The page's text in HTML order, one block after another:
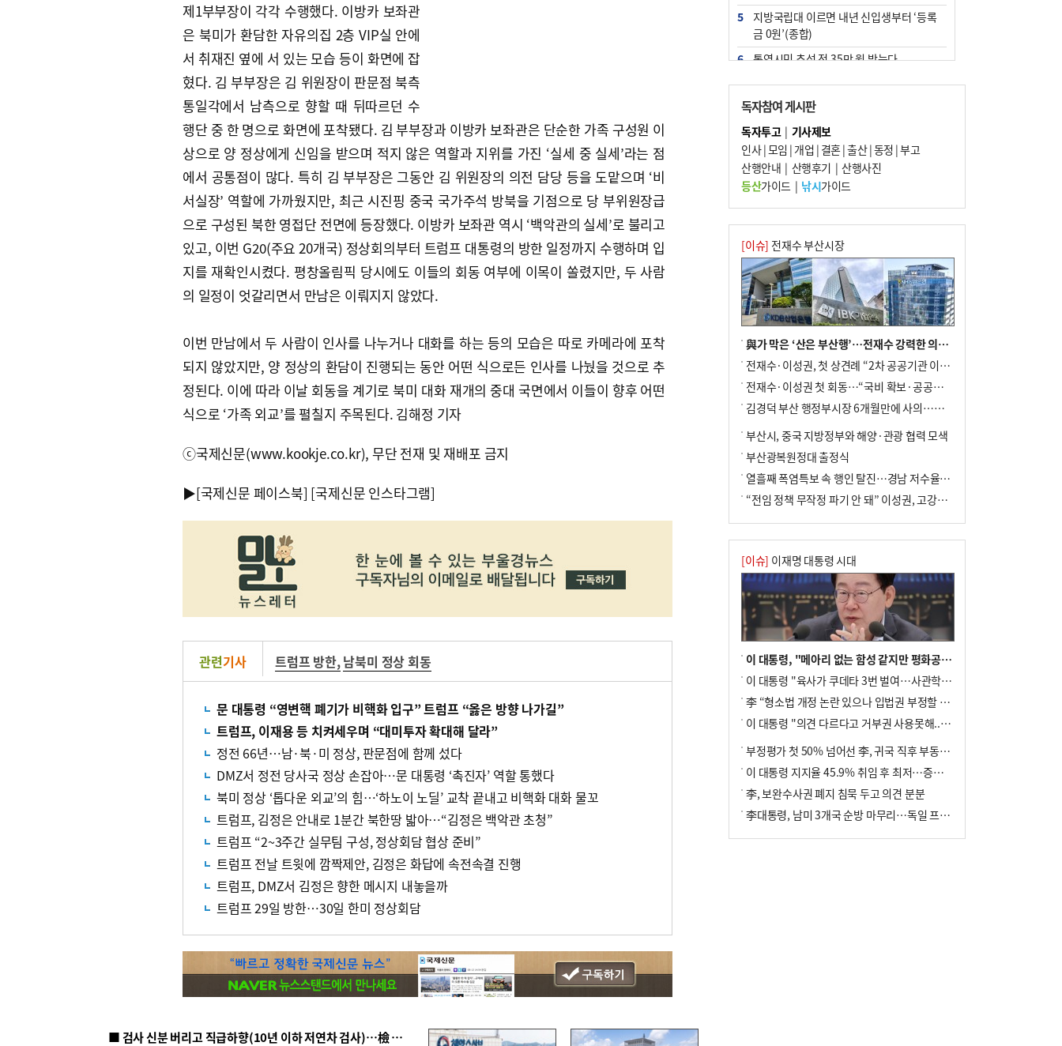
제1부부장이 각각 수행했다. 이방카 보좌관
은 북미가 환담한 자유의집 2층 VIP실 안에
서 취재진 옆에 서 있는 모습 등이 화면에 잡
혔다. 김 부부장은 김 위원장이 판문점 북측
통일각에서 남측으로 향할 때 뒤따르던 수
행단 중 한 명으로 화면에 포착됐다. 김 부부장과 이방카 보좌관은 단순한 가족 구성원 이
상으로 양 정상에게 신임을 받으며 적지 않은 역할과 지위를 가진 ‘실세 중 실세’라는 점
에서 공통점이 많다. 특히 김 부부장은 그동안 김 위원장의 의전 담당 등을 도맡으며 ‘비
서실장’ 역할에 가까웠지만, 최근 시진핑 중국 국가주석 방북을 기점으로 당 부위원장급
으로 구성된 북한 영접단 전면에 등장했다. 이방카 보좌관 역시 ‘백악관의 실세’로 불리고
있고, 이번 G20(주요 20개국) 정상회의부터 트럼프 대통령의 방한 일정까지 수행하며 입
지를 재확인시켰다. 평창올림픽 당시에도 이들의 회동 여부에 이목이 쏠렸지만, 두 사람
의 일정이 엇갈리면서 만남은 이뤄지지 않았다.
이번 만남에서 두 사람이 인사를 나누거나 대화를 하는 등의 모습은 따로 카메라에 포착
되지 않았지만, 양 정상의 환담이 진행되는 동안 어떤 식으로든 인사를 나눴을 것으로 추
정된다. 이에 따라 이날 회동을 계기로 북미 대화 재개의 중대 국면에서 이들이 향후 어떤
식으로 ‘가족 외교’를 펼칠지 주목된다. 김해정 기자
ⓒ국제신문(www.kookje.co.kr), 무단 전재 및 재배포 금지
▶[국제신문 페이스북] [국제신문 인스타그램]
관련기사 트럼프 방한,남북미 정상 회동
문 대통령 “영변핵 폐기가 비핵화 입구” 트럼프 “옳은 방향 나가길”
트럼프, 이재용 등 치켜세우며 “대미투자 확대해 달라”
정전 66년…남·북·미 정상, 판문점에 함께 섰다
DMZ서 정전 당사국 정상 손잡아…문 대통령 ‘촉진자’ 역할 통했다
북미 정상 ‘톱다운 외교’의 힘…‘하노이 노딜’ 교착 끝내고 비핵화 대화 물꼬
트럼프, 김정은 안내로 1분간 북한땅 밟아…“김정은 백악관 초청”
트럼프 “2~3주간 실무팀 구성, 정상회담 협상 준비”
트럼프 전날 트윗에 깜짝제안, 김정은 화답에 속전속결 진행
트럼프, DMZ서 김정은 향한 메시지 내놓을까
트럼프 29일 방한…30일 한미 정상회담
■ 검사 신분 버리고 직급하향(10년 이하 저연차 검사)…檢 중수청행 기피
5
지방국립대 이르면 내년 신입생부터 ‘등록
금 0원’(종합)
6
통영시민 추석 전 35만 원 받는다
7
부산 철강공장 50대 노동자 추락사
8
국힘 부산시당, ‘정이한 조력’ 시의원 윤리
위에…‘한동훈 지지’도 신고접수
9
탄소흡수력 높여 폭염 대응…부산 도시숲
지도 다시 그린다
10 지역 상권도 말라죽을 판이라…가뭄 속 밀
양물축제 강행 논란
독자참여 게시판
독자투고| 기사제보
인사|모임 | 개업 | 결혼|출산|동정 |부고
산행안내 | 산행후기 | 산행사진
등산가이드| 낚시가이드
[이슈] 전재수 부산시장
與가 막은 ‘산은 부산행’…전재수 강력한 의지 표명 없인 공염불
전재수·이성권, 첫 상견례 “2차 공공기관 이전 초당 협력”(종합)
전재수·이성권 첫 회동…“국비 확보·공공기관 이전 협력”
김경덕 부산 행정부시장 6개월만에 사의…후임 인선 촉각
부산시, 중국 지방정부와 해양·관광 협력 모색
부산광복원정대 출정식
열흘째 폭염특보 속 행인 탈진…경남 저수율 평년의 절반
“전임 정책 무작정 파기 안 돼” 이성권, 고강도 ‘전재수 견제’ 예고
[이슈] 이재명 대통령 시대
이 대통령, "메아리 없는 함성 같지만 평화공존책 계속해야"
이 대통령 "육사가 쿠데타 3번 벌여…사관학교 통합 신속히 추진"
李 “형소법 개정 논란 있으나 입법권 부정할 만큼은 아냐”(종합)
이 대통령 "의견 다르다고 거부권 사용못해.. 입법권 부정할 상황이라 보기 어려워"
부정평가 첫 50% 넘어선 李, 귀국 직후 부동산·증시 점검(종합)
이 대통령 지지율 45.9% 취임 후 최저…증시 폭락·연임 개헌 논란 영향
李, 보완수사권 폐지 침묵 두고 의견 분분
李대통령, 남미 3개국 순방 마무리…독일 프랑크푸르트 향해 출발